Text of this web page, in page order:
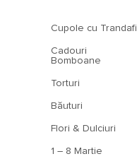
Cupole cu
Cadouri
Bomboane
Torturi
Băuturi
Flori & Dulciuri
1 – 8 Martie